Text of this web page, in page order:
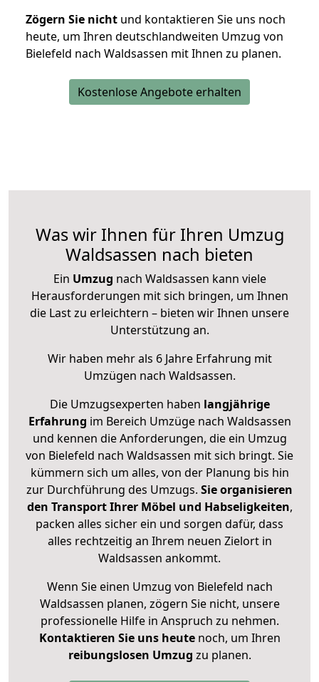
Zögern Sie nicht und kontaktieren Sie uns noch
heute, um Ihren deutschlandweiten Umzug von
Bielefeld nach Waldsassen mit Ihnen zu planen.
Kostenlose Angebote erhalten
Was wir Ihnen für Ihren Umzug
Waldsassen nach bieten
Ein Umzug nach Waldsassen kann viele
Herausforderungen mit sich bringen, um Ihnen
die Last zu erleichtern – bieten wir Ihnen unsere
Unterstützung an.
Wir haben mehr als 6 Jahre Erfahrung mit
Umzügen nach Waldsassen.
Die Umzugsexperten haben langjährige
Erfahrung im Bereich Umzüge nach Waldsassen
und kennen die Anforderungen, die ein Umzug
von Bielefeld nach Waldsassen mit sich bringt. Sie
kümmern sich um alles, von der Planung bis hin
zur Durchführung des Umzugs. Sie organisieren
den Transport Ihrer Möbel und Habseligkeiten,
packen alles sicher ein und sorgen dafür, dass
alles rechtzeitig an Ihrem neuen Zielort in
Waldsassen ankommt.
Wenn Sie einen Umzug von Bielefeld nach
Waldsassen planen, zögern Sie nicht, unsere
professionelle Hilfe in Anspruch zu nehmen.
Kontaktieren Sie uns heutenoch, um Ihren
reibungslosen Umzug zu planen.